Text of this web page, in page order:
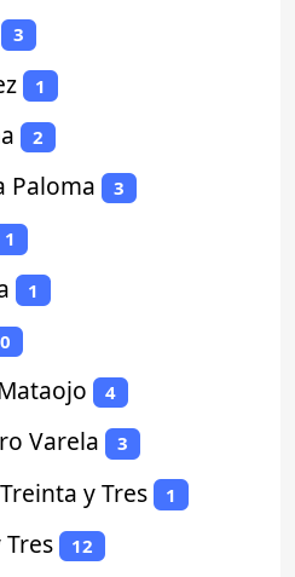
3
1
2
Paloma 3
1
1
4
Varela 3
y Tres 1
12